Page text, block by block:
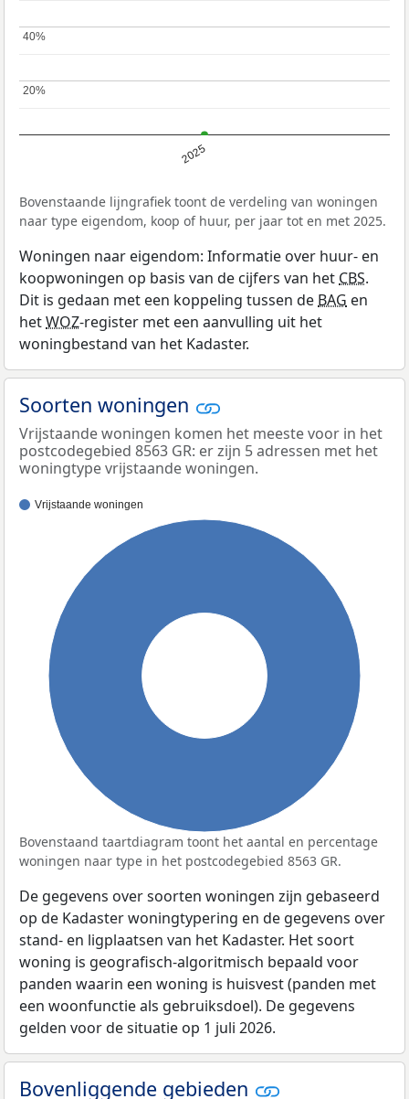
2025
20%
20%
40%
40%
Bovenstaande lijngrafiek toont de verdeling van woningen
naar type eigendom, koop of huur, per jaar tot en met 2025.
Woningen naar eigendom: Informatie over huur- en
koopwoningen op basis van de cijfers van hetCBS.
Dit is gedaan met een koppeling tussen deBAG en
hetWOZ-register met een aanvulling uit het
woningbestand van het Kadaster.
Soorten woningen
Vrijstaande woningen komen het meeste voor in het
postcodegebied 8563 GR: er zijn 5 adressen met het
woningtype vrijstaande woningen.
Vrijstaande woningen
Bovenstaand taartdiagram toont het aantal en percentage
woningen naar type in het postcodegebied 8563 GR.
De gegevens over soorten woningen zijn gebaseerd
op de Kadaster woningtypering en de gegevens over
stand- en ligplaatsen van het Kadaster. Het soort
woning is geografisch-algoritmisch bepaald voor
panden waarin een woning is huisvest (panden met
een woonfunctie als gebruiksdoel). De gegevens
gelden voor de situatie op 1 juli 2026.
Bovenliggende gebieden